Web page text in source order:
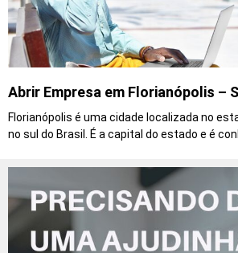
Abrir Empresa em Florianópolis –
Florianópolis é uma cidade localizada no
no sul do Brasil. É a capital do estado e é